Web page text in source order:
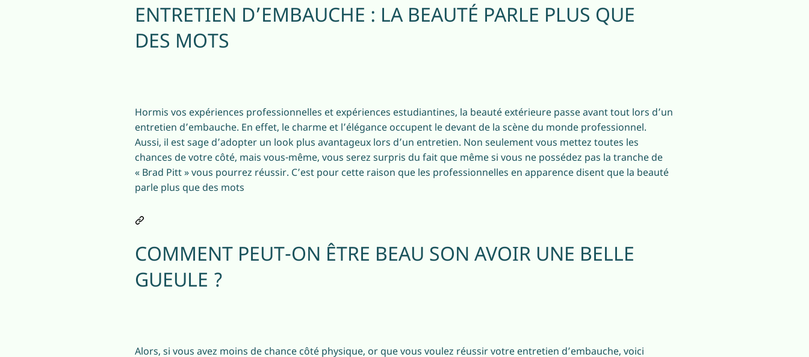
ENTRETIEN D’EMBAUCHE : LA BEAUTÉ PARLE PLUS QUE
DES MOTS
Hormis vos expériences professionnelles et expériences estudiantines, la beauté extérieure passe avant tout lors d’un
entretien d’embauche. En effet, le charme et l’élégance occupent le devant de la scène du monde professionnel.
Aussi, il est sage d’adopter un look plus avantageux lors d’un entretien. Non seulement vous mettez toutes les
chances de votre côté, mais vous-même, vous serez surpris du fait que même si vous ne possédez pas la tranche de
« Brad Pitt » vous pourrez réussir. C’est pour cette raison que les professionnelles en apparence disent que la beauté
parle plus que des mots
COMMENT PEUT-ON ÊTRE BEAU SON AVOIR UNE BELLE
GUEULE ?
Alors, si vous avez moins de chance côté physique, or que vous voulez réussir votre entretien d’embauche, voici